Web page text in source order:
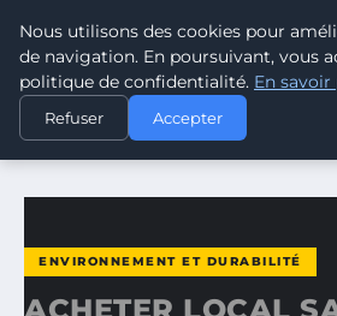
CLIMATE RESPONSE
ACCUEIL
ENVIRONNEMENT ET
ACHETER LOCAL SAISON :
ENVIRONNEMENT ET DURABILITÉ
Nous utilisons des cookies pour
de navigation. En poursuivant, vous
politique de confidentialité. En savoir
Refuser Accepter